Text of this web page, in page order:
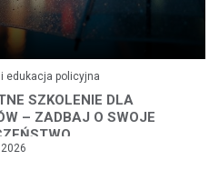
edukacja policyjna
SZKOLENIE DLA
– ZADBAJ O SWOJE